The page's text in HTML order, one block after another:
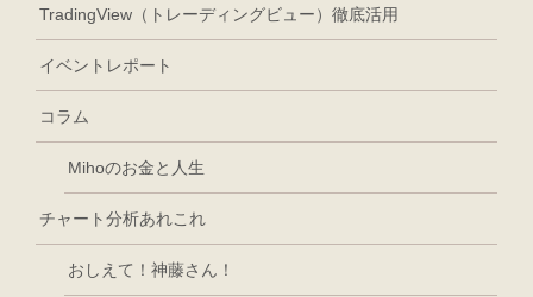
TradingView（トレーディングビュー）徹底活用
イベントレポート
コラム
Mihoのお金と人生
チャート分析あれこれ
おしえて！神藤さん！